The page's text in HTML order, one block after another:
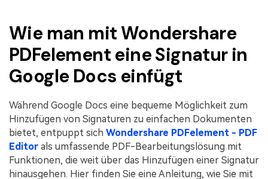
Wie man mit Wondershare
PDFelement eine Signatur in
Google Docs einfügt
Während Google Docs eine bequeme Möglichkeit zum
Hinzufügen von Signaturen zu einfachen Dokumenten
bietet, entpuppt sich Wondershare PDFelement - PDF
Editor als umfassende PDF-Bearbeitungslösung mit
Funktionen, die weit über das Hinzufügen einer Signatur
hinausgehen. Hier finden Sie eine Anleitung, wie Sie mit